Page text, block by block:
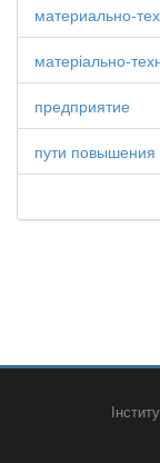
материально-
матеріально-
предприятие
пути повышения